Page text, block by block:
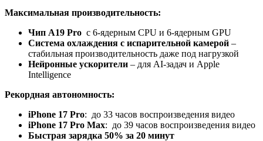
Максимальная производительность:
Чип A19 Pro с 6-ядерным CPU и 6-ядерным GPU
Система охлаждения с испарительной камерой –
стабильная производительность даже под нагрузкой
Нейронные ускорители – для AI-задач и Apple
Intelligence
Рекордная автономность:
iPhone 17 Pro: до 33 часов воспроизведения видео
iPhone 17 Pro Max: до 39 часов воспроизведения видео
Быстрая зарядка 50% за 20 минут